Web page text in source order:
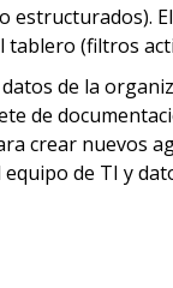
(filtros
de la
de
crear nuevos
de TI y